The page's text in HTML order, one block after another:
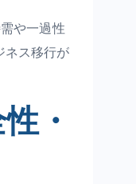
や一過性
ネス移行が
・